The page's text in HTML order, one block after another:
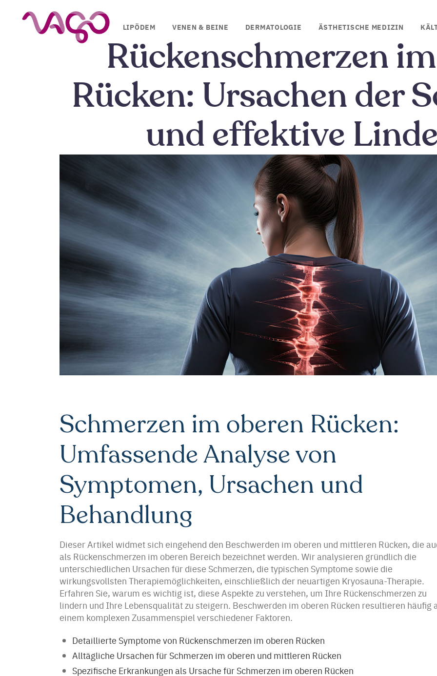
LIPÖDEM VENEN & BEINE DERMATOLOGIE ÄSTHETISCHE MEDIZIN
Rückenschmerzen
Rücken: Ursachen der
und effektive
Schmerzen im oberen Rücken:
Umfassende Analyse von
Symptomen, Ursachen und
Behandlung
Dieser Artikel widmet sich eingehend den Beschwerden im oberen und mittleren Rücken, die
als Rückenschmerzen im oberen Bereich bezeichnet werden. Wir analysieren gründlich die
unterschiedlichen Ursachen für diese Schmerzen, die typischen Symptome sowie die
wirkungsvollsten Therapiemöglichkeiten, einschließlich der neuartigen Kryosauna-Therapie.
Erfahren Sie, warum es wichtig ist, diese Aspekte zu verstehen, um Ihre Rückenschmerzen zu
lindern und Ihre Lebensqualität zu steigern. Beschwerden im oberen Rücken resultieren häufig
einem komplexen Zusammenspiel verschiedener Faktoren.
Detaillierte Symptome von Rückenschmerzen im oberen Rücken
Alltägliche Ursachen für Schmerzen im oberen und mittleren Rücken
Spezifische Erkrankungen als Ursache für Schmerzen im oberen Rücken